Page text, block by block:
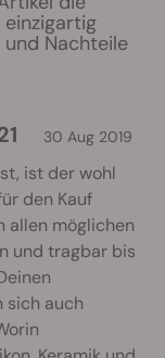
Nachteile
30 Aug 2019
ist der wohl
den Kauf
allen möglichen
und tragbar bis
sich auch